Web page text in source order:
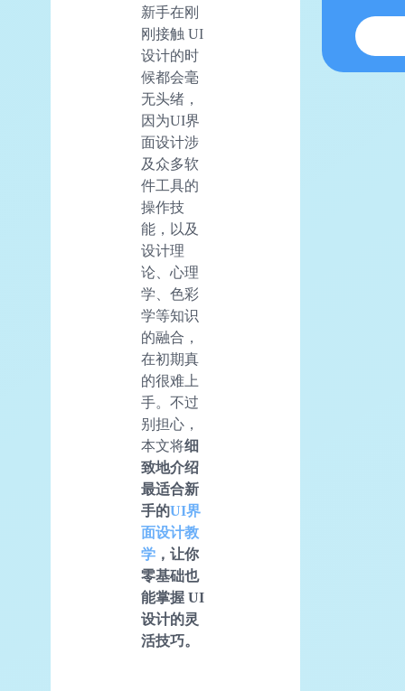
新手在刚
刚接触 UI
设计的时
候都会毫
无头绪，
因为UI界
面设计涉
及众多软
件工具的
操作技
能，以及
设计理
论、心理
学、色彩
学等知识
的融合，
在初期真
的很难上
手。不过
别担心，
本文将细
致地介绍
最适合新
手的UI界
面设计教
学 ，让你
零基础也
能掌握 UI
设计的灵
活技巧。